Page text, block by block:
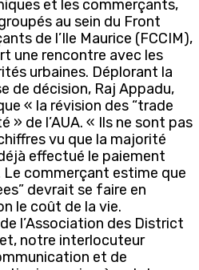
et les commerçants,
au sein du Front
de l’Ile Maurice (FCCIM),
une rencontre avec les
urbaines. Déplorant la
de décision, Raj Appadu,
« la révision des “trade
» de l’AUA. « Ils ne sont pas
vu que la majorité
effectué le paiement
Le commerçant estime que
devrait se faire en
le coût de la vie.
l’Association des District
notre interlocuteur
et de